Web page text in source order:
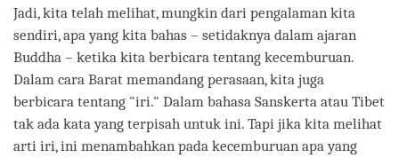
Jadi, kita telah melihat, mungkin dari pengalaman kita
sendiri, apa yang kita bahas – setidaknya dalam ajaran
Buddha – ketika kita berbicara tentang kecemburuan.
Dalam cara Barat memandang perasaan, kita juga
berbicara tentang "iri." Dalam bahasa Sanskerta atau Tibet
tak ada kata yang terpisah untuk ini. Tapi jika kita melihat
arti iri, ini menambahkan pada kecemburuan apa yang